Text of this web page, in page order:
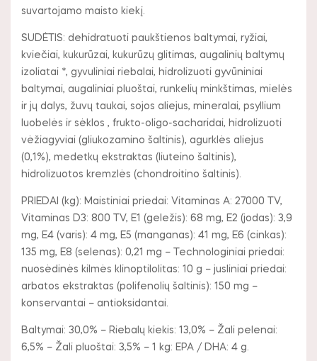
suvartojamo maisto kiekį.
SUDĖTIS: dehidratuoti paukštienos baltymai, ryžiai,
kviečiai, kukurūzai, kukurūzų glitimas, augalinių baltymų
izoliatai *, gyvuliniai riebalai, hidrolizuoti gyvūniniai
baltymai, augaliniai pluoštai, runkelių minkštimas, mielės
ir jų dalys, žuvų taukai, sojos aliejus, mineralai, psyllium
luobelės ir sėklos , frukto-oligo-sacharidai, hidrolizuoti
vėžiagyviai (gliukozamino šaltinis), agurklės aliejus
(0,1%), medetkų ekstraktas (liuteino šaltinis),
hidrolizuotos kremzlės (chondroitino šaltinis).
PRIEDAI (kg): Maistiniai priedai: Vitaminas A: 27000 TV,
Vitaminas D3: 800 TV, E1 (geležis): 68 mg, E2 (jodas): 3,9
mg, E4 (varis): 4 mg, E5 (manganas): 41 mg, E6 (cinkas):
135 mg, E8 (selenas): 0,21 mg – Technologiniai priedai:
nuosėdinės kilmės klinoptilolitas: 10 g – jusliniai priedai:
arbatos ekstraktas (polifenolių šaltinis): 150 mg –
konservantai – antioksidantai.
Baltymai: 30,0% – Riebalų kiekis: 13,0% – Žali pelenai:
6,5% – Žali pluoštai: 3,5% – 1 kg: EPA / DHA: 4 g.